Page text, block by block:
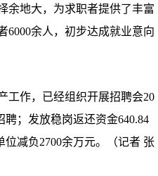
余地大，为求职者提供了丰富
6000余人，初步达成就业意向
作，已经组织开展招聘会20
；发放稳岗返还资金640.84
位减负2700余万元。（记者 张